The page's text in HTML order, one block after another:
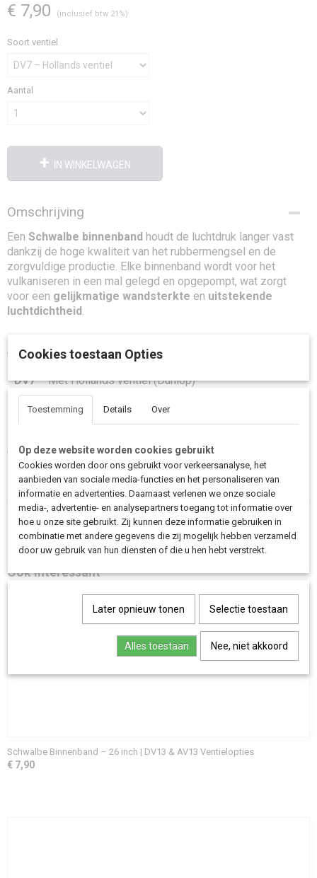
€ 7,90 (inclusief btw 21%)
Soort ventiel
Aantal
IN WINKELWAGEN
Omschrijving
Een Schwalbe binnenband houdt de luchtdruk langer vast
dankzij de hoge kwaliteit van het rubbermengsel en de
zorgvuldige productie. Elke binnenband wordt voor het
vulkaniseren in een mal gelegd en opgepompt, wat zorgt
voor een gelijkmatige wandsterkte en uitstekende
luchtdichtheid.
Verkrijgbaar in twee uitvoeringen:
-DV7– Met Hollands ventiel (Dunlop)
AV7
– Met autoventiel (geschikt voor nieuwe modellen
Tip:controleer minimaal 1 x per maand je bandenspanning.
Dit zorgt voor een beter weggedrag en je banden gaan een
stuk langer mee.
Save
Ook interessant
Schwalbe Binnenband – 26 inch | DV13 & AV13 Ventielopties
€ 7,90
Cookies toestaan Opties
Toestemming Details Over
Op deze website worden cookies gebruikt
Cookies worden door ons gebruikt voor verkeersanalyse, het
aanbieden van sociale media-functies en het personaliseren van
informatie en advertenties. Daarnaast verlenen we onze sociale
media-, advertentie- en analysepartners toegang tot informatie over
hoe u onze site gebruikt. Zij kunnen deze informatie gebruiken in
combinatie met andere gegevens die zij mogelijk hebben verzameld
door uw gebruik van hun diensten of die u hen hebt verstrekt.
Later opnieuw tonen Selectie toestaan
Alles toestaan Nee, niet akkoord